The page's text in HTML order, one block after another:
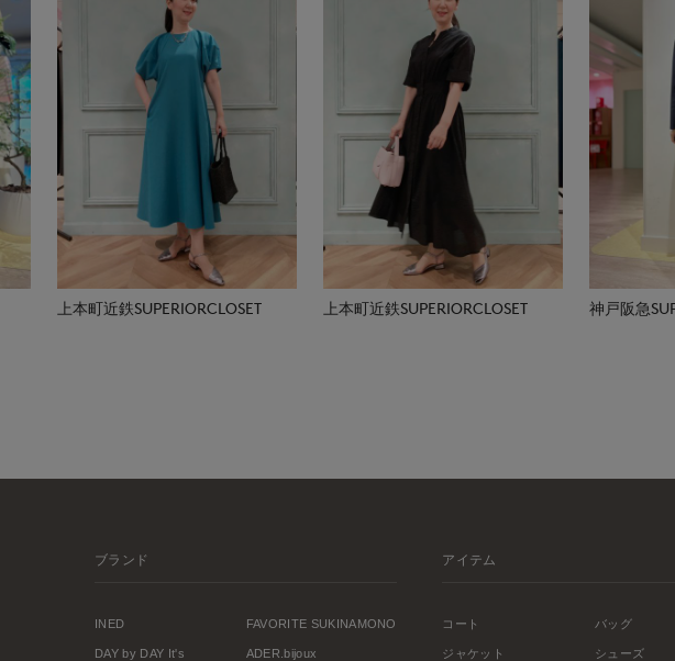
上本町近鉄SUPERIORCLOSET 上本町近鉄SUPERIORCLOSET 神戸阪急
ブランド
INED
DAY by DAY It's
FAVORITE SUKINAMONO
ADER.bijoux
アイテム
コート
ジャケット
バッグ
シューズ